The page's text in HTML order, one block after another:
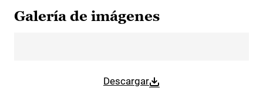
Galería de imágenes
Descargar